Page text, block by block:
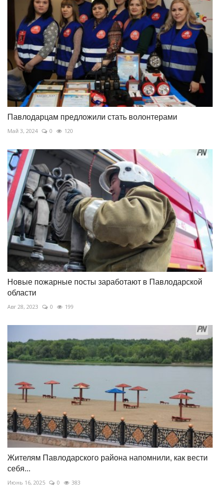
Павлодарцам предложили стать волонтерами
Май 3, 2024 0 120
Новые пожарные посты заработают в Павлодарской
области
Авг 28, 2023 0 199
Жителям Павлодарского района напомнили, как вести
себя...
Июнь 16, 2025 0 383